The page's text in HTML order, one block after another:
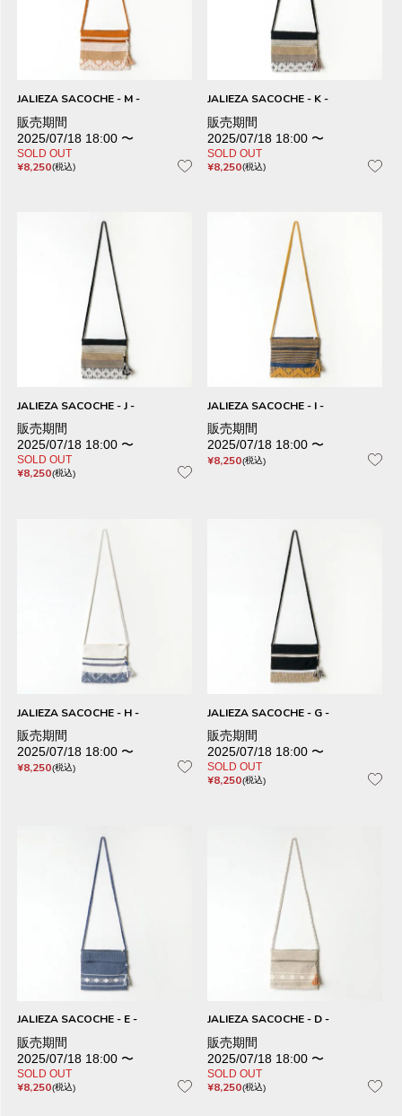
JALIEZA SACOCHE - M -
販売期間
2025/07/18 18:00 〜
SOLD OUT
¥8,250 税込
JALIEZA SACOCHE - K -
販売期間
2025/07/18 18:00 〜
SOLD OUT
¥8,250 税込
JALIEZA SACOCHE - J -
販売期間
2025/07/18 18:00 〜
SOLD OUT
¥8,250 税込
JALIEZA SACOCHE - I -
販売期間
2025/07/18 18:00 〜
¥8,250 税込
JALIEZA SACOCHE - H -
販売期間
2025/07/18 18:00 〜
¥8,250 税込
JALIEZA SACOCHE - G -
販売期間
2025/07/18 18:00 〜
SOLD OUT
¥8,250 税込
JALIEZA SACOCHE - E -
販売期間
2025/07/18 18:00 〜
SOLD OUT
¥8,250 税込
JALIEZA SACOCHE - D -
販売期間
2025/07/18 18:00 〜
SOLD OUT
¥8,250 税込